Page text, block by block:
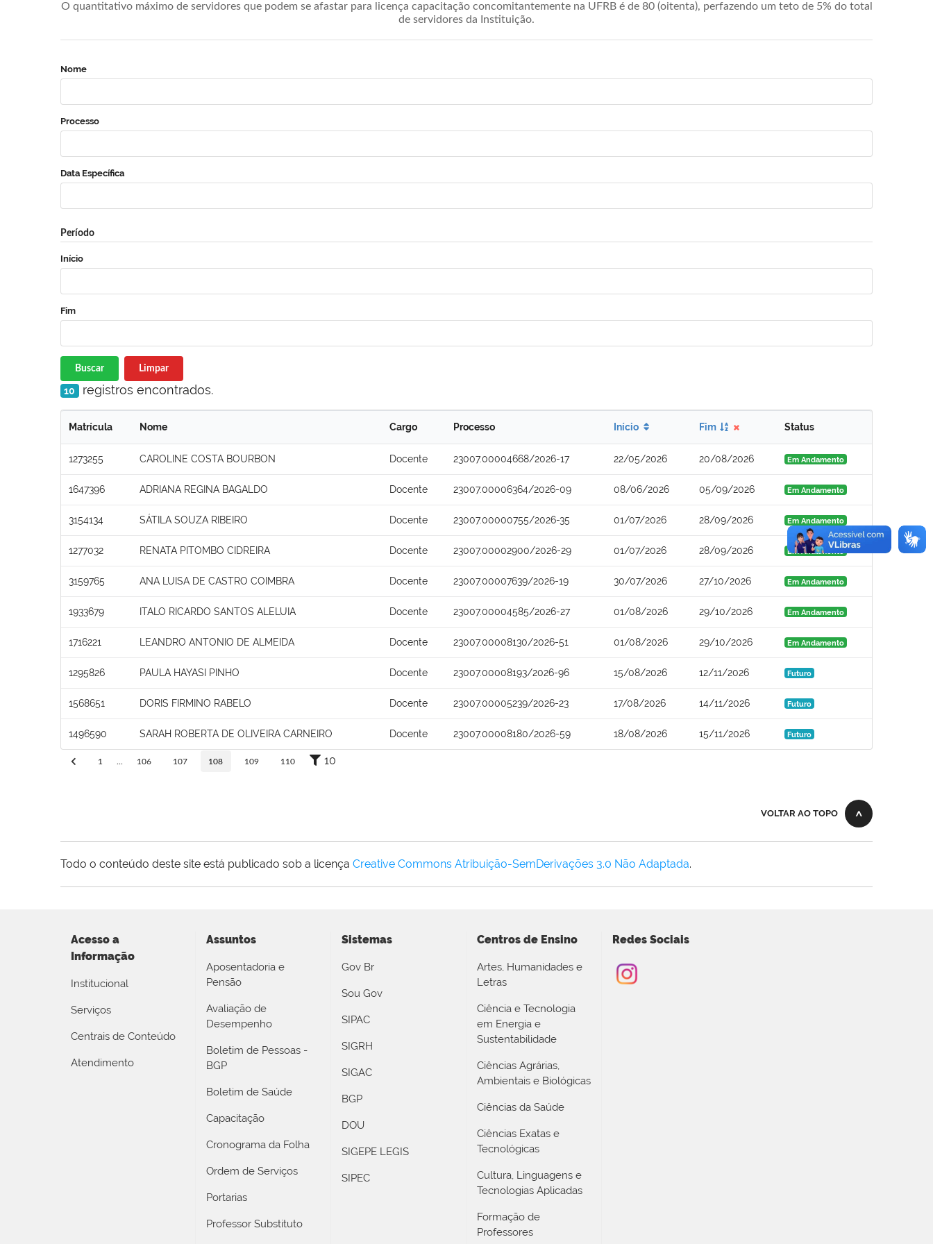
O quantitativo máximo de servidores que podem se afastar para licença capacitação concomitantemente na UFRB é de 80 (oitenta), perfazendo um teto de 5% do total
de servidores da Instituição.
Nome
Processo
Data Específica
Período
Início
Fim
Buscar Limpar
10 registros encontrados.
Matrícula Nome Cargo Processo Início Fim Status
1273255 CAROLINE COSTA BOURBON Docente 23007.00004668/2026-17 22/05/2026 20/08/2026 Em Andamento
1647396 ADRIANA REGINA BAGALDO Docente 23007.00006364/2026-09 08/06/2026 05/09/2026 Em Andamento
3154134 SÁTILA SOUZA RIBEIRO Docente 23007.00000755/2026-35 01/07/2026 28/09/2026 Em Andamento
1277032 RENATA PITOMBO CIDREIRA Docente 23007.00002900/2026-29 01/07/2026 28/09/2026 Em Andamento
3159765 ANA LUISA DE CASTRO COIMBRA Docente 23007.00007639/2026-19 30/07/2026 27/10/2026 Em Andamento
1933679 ITALO RICARDO SANTOS ALELUIA Docente 23007.00004585/2026-27 01/08/2026 29/10/2026 Em Andamento
1716221 LEANDRO ANTONIO DE ALMEIDA Docente 23007.00008130/2026-51 01/08/2026 29/10/2026 Em Andamento
1295826 PAULA HAYASI PINHO Docente 23007.00008193/2026-96 15/08/2026 12/11/2026 Futuro
1568651 DORIS FIRMINO RABELO Docente 23007.00005239/2026-23 17/08/2026 14/11/2026 Futuro
1496590 SARAH ROBERTA DE OLIVEIRA CARNEIRO Docente 23007.00008180/2026-59 18/08/2026 15/11/2026 Futuro
1 106 107 108 109 110 10
VOLTAR AO TOPO
Todo o conteúdo deste site está publicado sob a licença Creative Commons Atribuição-SemDerivações 3.0 Não Adaptada.
Acesso a
Informação
Institucional
Serviços
Centrais de Conteúdo
Atendimento
Assuntos
Aposentadoria e
Pensão
Avaliação de
Desempenho
Boletim de Pessoas -
BGP
Boletim de Saúde
Capacitação
Cronograma da Folha
Ordem de Serviços
Portarias
Professor Substituto
Sistemas
Gov Br
Sou Gov
SIPAC
SIGRH
SIGAC
BGP
DOU
SIGEPE LEGIS
SIPEC
Centros de Ensino
Artes, Humanidades e
Letras
Ciência e Tecnologia
em Energia e
Sustentabilidade
Ciências Agrárias,
Ambientais e Biológicas
Ciências da Saúde
Ciências Exatas e
Tecnológicas
Cultura, Linguagens e
Tecnologias Aplicadas
Formação de
Professores
Redes Sociais